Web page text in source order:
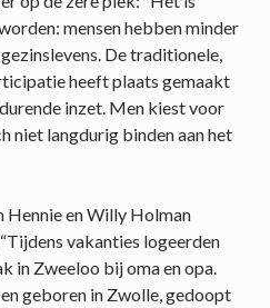
mensen hebben minder
De traditionele,
heeft plaats gemaakt
inzet. Men kiest voor
niet langdurig binden aan het
Hennie en Willy Holman
vakanties logeerden
in Zweeloo bij oma en opa.
geboren in Zwolle, gedoopt